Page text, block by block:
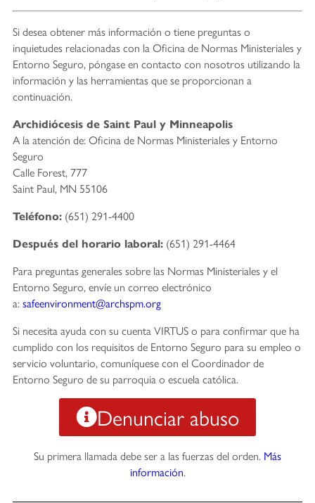
Si desea obtener más información o tiene preguntas o
inquietudes relacionadas con la Oficina de Normas Ministeriales y
Entorno Seguro, póngase en contacto con nosotros utilizando la
información y las herramientas que se proporcionan a
continuación.
Archidiócesis de Saint Paul y Minneapolis
A la atención de: Oficina de Normas Ministeriales y Entorno
Seguro
Calle Forest, 777
Saint Paul, MN 55106
Teléfono: (651) 291-4400
Después del horario laboral: (651) 291-4464
Para preguntas generales sobre las Normas Ministeriales y el
Entorno Seguro, envíe un correo electrónico
a:safeenvironment@archspm.org
Si necesita ayuda con su cuenta VIRTUS o para confirmar que ha
cumplido con los requisitos de Entorno Seguro para su empleo o
servicio voluntario, comuníquese con el Coordinador de
Entorno Seguro de su parroquia o escuela católica.
Denunciar abuso
Su primera llamada debe ser a las fuerzas del orden. Más
información.